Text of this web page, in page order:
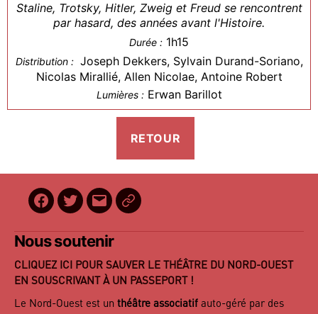
Staline, Trotsky, Hitler, Zweig et Freud se rencontrent
par hasard, des années avant l'Histoire.
Durée : 1h15
Distribution : Joseph Dekkers, Sylvain Durand-Soriano,
Nicolas Mirallié, Allen Nicolae, Antoine Robert
Lumières : Erwan Barillot
Facebook
Twitter
E-
mail
BilletReduc
Nous soutenir
CLIQUEZ ICI POUR SAUVER LE THÉÂTRE DU NORD-OUEST
EN SOUSCRIVANT À UN PASSEPORT !
Le Nord-Ouest est un théâtre associatif auto-géré par des